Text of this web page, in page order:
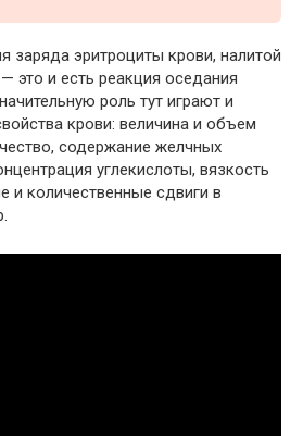
заряда эритроциты крови, налитой
это и есть реакция оседания
роль тут играют и
крови: величина и объем
содержание желчных
углекислоты, вязкость
и количественные сдвиги в